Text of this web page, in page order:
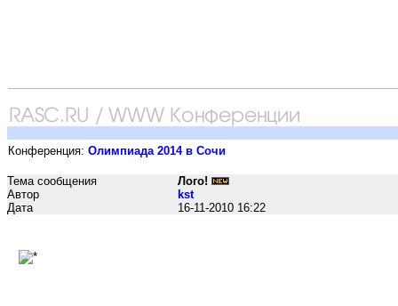
Конференция: Олимпиада 2014 в Сочи
Тема сообщения
Лого!
Автор
kst
Дата
16-11-2010 16:22